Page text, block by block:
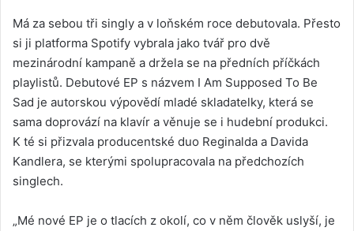
Má za sebou tři singly a v loňském roce debutovala. Přesto
si ji platforma Spotify vybrala jako tvář pro dvě
mezinárodní kampaně a držela se na předních příčkách
playlistů. Debutové EP s názvem I Am Supposed To Be
Sad je autorskou výpovědí mladé skladatelky, která se
sama doprovází na klavír a věnuje se i hudební produkci.
K té si přizvala producentské duo Reginalda a Davida
Kandlera, se kterými spolupracovala na předchozích
singlech.
„Mé nové EP je o tlacích z okolí, co v něm člověk uslyší, je